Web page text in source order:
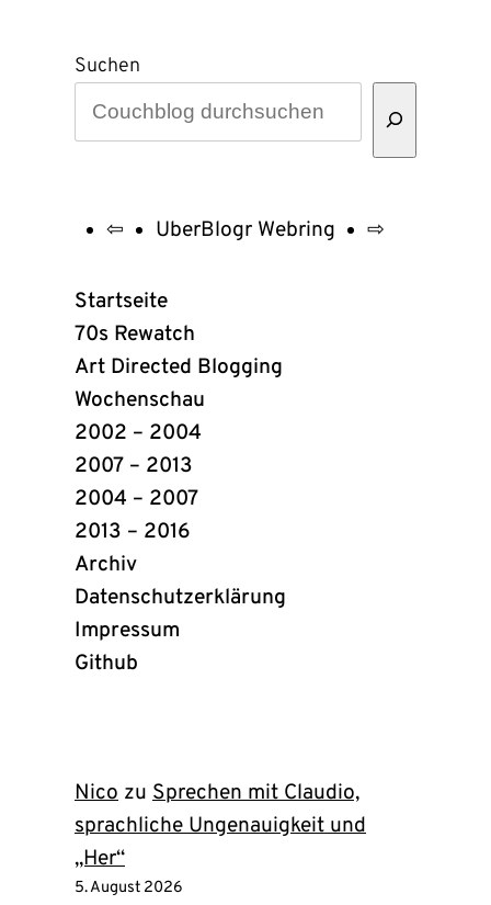
Suchen
UberBlogr
Webring
Links
⇦ UberBlogr Webring ⇨
Startseite
70s Rewatch
Art Directed Blogging
Wochenschau
2002 – 2004
2007 – 2013
2004 – 2007
2013 – 2016
Archiv
Datenschutzerklärung
Impressum
Github
Nico zu Sprechen mit Claudio,
sprachliche Ungenauigkeit und
„Her“
5. August 2026